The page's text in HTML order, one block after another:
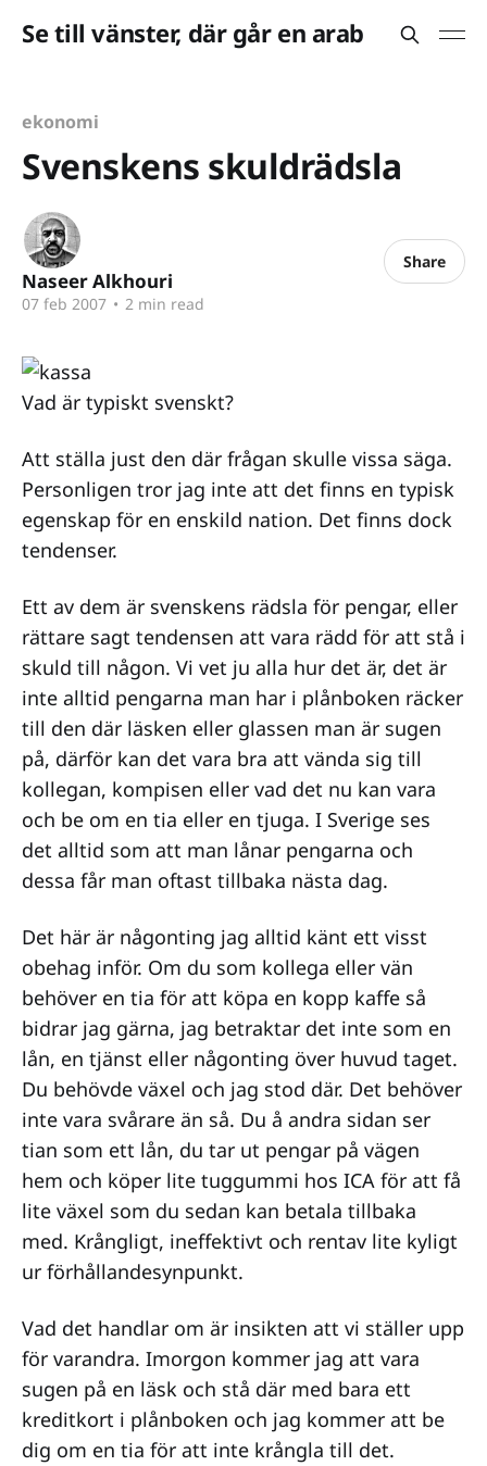
Se till vänster, där går en arab
ekonomi
Svenskens skuldrädsla
Naseer Alkhouri
07 feb 2007 • 2 min read
Share
Vad är typiskt svenskt?
Att ställa just den där frågan skulle vissa säga.
Personligen tror jag inte att det finns en typisk
egenskap för en enskild nation. Det finns dock
tendenser.
Ett av dem är svenskens rädsla för pengar, eller
rättare sagt tendensen att vara rädd för att stå i
skuld till någon. Vi vet ju alla hur det är, det är
inte alltid pengarna man har i plånboken räcker
till den där läsken eller glassen man är sugen
på, därför kan det vara bra att vända sig till
kollegan, kompisen eller vad det nu kan vara
och be om en tia eller en tjuga. I Sverige ses
det alltid som att man lånar pengarna och
dessa får man oftast tillbaka nästa dag.
Det här är någonting jag alltid känt ett visst
obehag inför. Om du som kollega eller vän
behöver en tia för att köpa en kopp kaffe så
bidrar jag gärna, jag betraktar det inte som en
lån, en tjänst eller någonting över huvud taget.
Du behövde växel och jag stod där. Det behöver
inte vara svårare än så. Du å andra sidan ser
tian som ett lån, du tar ut pengar på vägen
hem och köper lite tuggummi hos ICA för att få
lite växel som du sedan kan betala tillbaka
med. Krångligt, ineffektivt och rentav lite kyligt
ur förhållandesynpunkt.
Vad det handlar om är insikten att vi ställer upp
för varandra. Imorgon kommer jag att vara
sugen på en läsk och stå där med bara ett
kreditkort i plånboken och jag kommer att be
dig om en tia för att inte krångla till det.